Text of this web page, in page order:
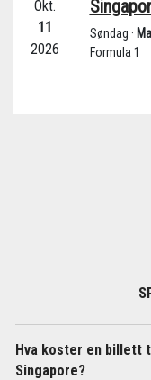
Hva koster en billett
Singapore?